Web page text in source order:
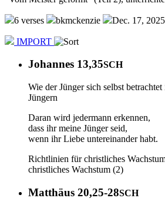
6 verses bkmckenzie Dec. 17, 2025
IMPORT
Johannes 13,35SCH
Wie der Jünger sich selbst
Jüngern
Daran wird jedermann erkennen,
dass ihr meine Jünger seid,
wenn ihr Liebe untereinander habt.
Richtlinien für christliches
christliches Wachstum (2)
Matthäus 20,25-28SCH